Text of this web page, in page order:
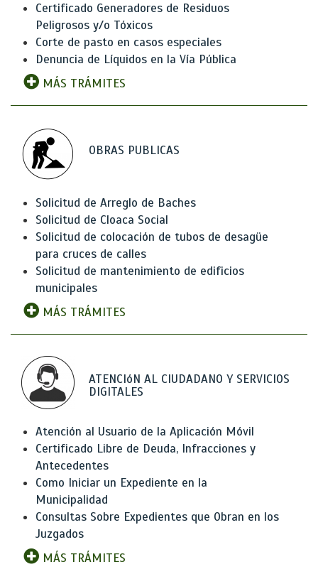
Certificado Generadores de Residuos
Peligrosos y/o Tóxicos
Corte de pasto en casos especiales
Denuncia de Líquidos en la Vía Pública
MÁS TRÁMITES
OBRAS PUBLICAS
Solicitud de Arreglo de Baches
Solicitud de Cloaca Social
Solicitud de colocación de tubos de desagüe
para cruces de calles
Solicitud de mantenimiento de edificios
municipales
MÁS TRÁMITES
ATENCIóN AL CIUDADANO Y SERVICIOS
DIGITALES
Atención al Usuario de la Aplicación Móvil
Certificado Libre de Deuda, Infracciones y
Antecedentes
Como Iniciar un Expediente en la
Municipalidad
Consultas Sobre Expedientes que Obran en los
Juzgados
MÁS TRÁMITES